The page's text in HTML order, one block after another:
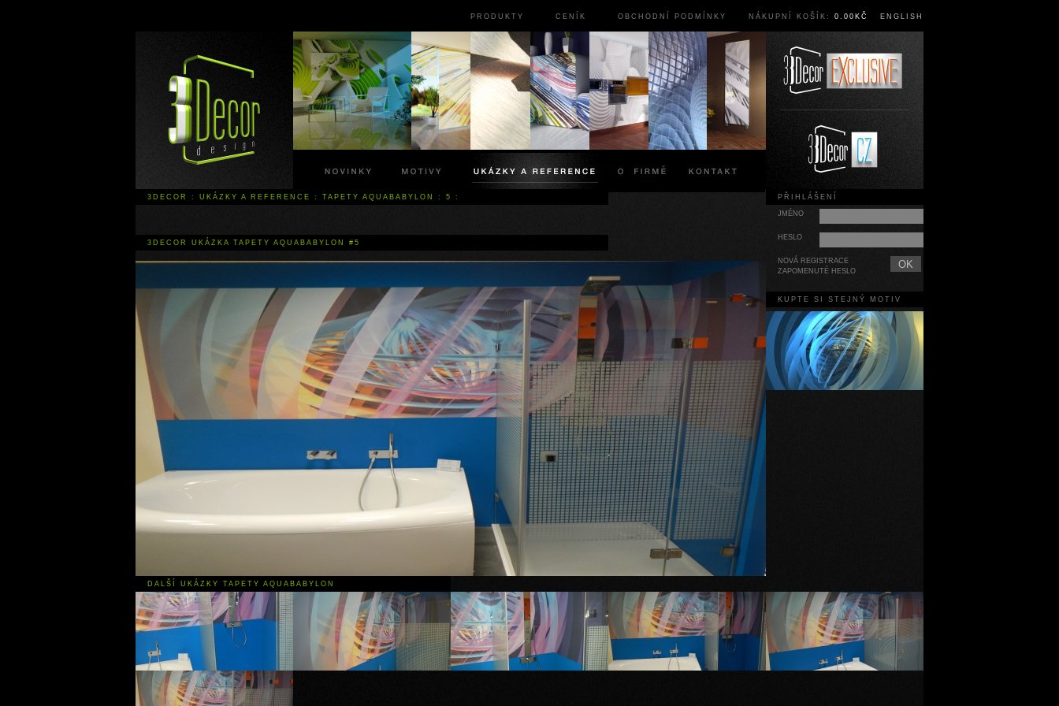
PRODUKTY CENÍK OBCHODNÍ PODMÍNKY NÁKUPNÍ KOŠÍK: 0.00KČ ENGLISH
3DECOR : UKÁZKY A REFERENCE : TAPETY AQUABABYLON : 5 :
3DECOR UKÁZKA TAPETY AQUABABYLON #5
PŘIHLÁŠENÍ
JMÉNO
HESLO
NOVÁ REGISTRACE
ZAPOMENUTÉ HESLO
KUPTE SI STEJNÝ MOTIV
DALŠÍ UKÁZKY TAPETY AQUABABYLON